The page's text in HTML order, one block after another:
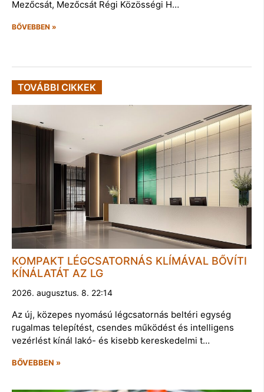
Mezőcsát, Mezőcsát Régi Közösségi H…
BŐVEBBEN »
TOVÁBBI CIKKEK
KOMPAKT LÉGCSATORNÁS KLÍMÁVAL BŐVÍTI
KÍNÁLATÁT AZ LG
2026. augusztus. 8. 22:14
Az új, közepes nyomású légcsatornás beltéri egység
rugalmas telepítést, csendes működést és intelligens
vezérlést kínál lakó- és kisebb kereskedelmi t…
BŐVEBBEN »